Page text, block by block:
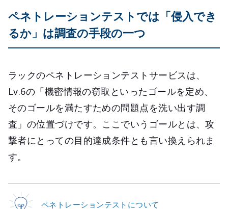
ペネトレーションテストでは「侵入でき
るか」は調査の手段の一つ
ラックのペネトレーションテストサービスは、
Lv.6の「機密情報の窃取といったゴールを定め、
そのゴールを満たすための問題点を洗い出す調
査」の位置づけです。ここでいうゴールとは、攻
撃者にとっての目的達成条件とも言い換えられま
す。
ペネトレーションテストについて